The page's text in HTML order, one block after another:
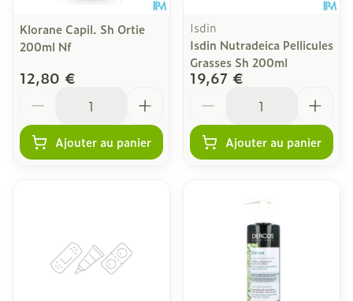
Klorane Capil. Sh Ortie
200ml Nf
12,80 €
Ajouter au panier
Isdin
Isdin Nutradeica Pellicules
Grasses Sh 200ml
19,67 €
Ajouter au panier